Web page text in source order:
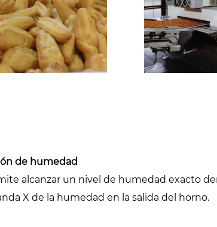
de humedad
alcanzar un nivel de humedad exacto
X de la humedad en la salida del horno.